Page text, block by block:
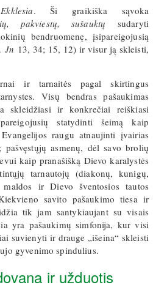
Ekklesia. Ši graikiška sąvoka
pakviestų, sušauktų sudaryti
bendruomenę, įsipareigojusią
Jn 13, 34; 15, 12) ir visur ją skleisti,
ir tarnaitės pagal skirtingus
Visų bendras pašaukimas
skleidžiasi ir konkrečiai reiškiasi
statydinti šeimą kaip
raugu atnaujinti įvairias
asmenų, dėl savo brolių
kaip pranašišką Dievo karalystės
tarnautojų (diakonų, kunigų,
ir Dievo šventosios tautos
savito pašaukimo tiesa ir
tik jam santykiaujant su visais
yra pašaukimų simfonija, kur visi
suvienyti ir drauge „išeina“ skleisti
gyvenimo spindulius.
ir užduotis